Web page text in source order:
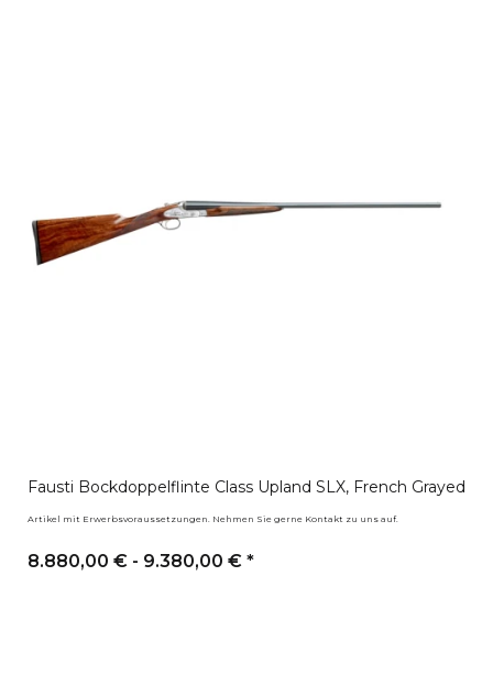
Fausti Bockdoppelflinte Class Upland SLX, French Grayed
Artikel mit Erwerbsvoraussetzungen. Nehmen Sie gerne Kontakt zu uns auf.
8.880,00 € - 9.380,00 € *